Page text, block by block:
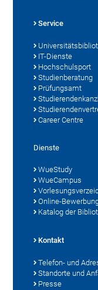
Service
IT-Dienste
Hochschulsport
Studienberatung
Prüfungsamt
Career Centre
Dienste
WueStudy
WueCampus
Online-
Katalog der
Kontakt
Telefon- und
Standorte und
Presse